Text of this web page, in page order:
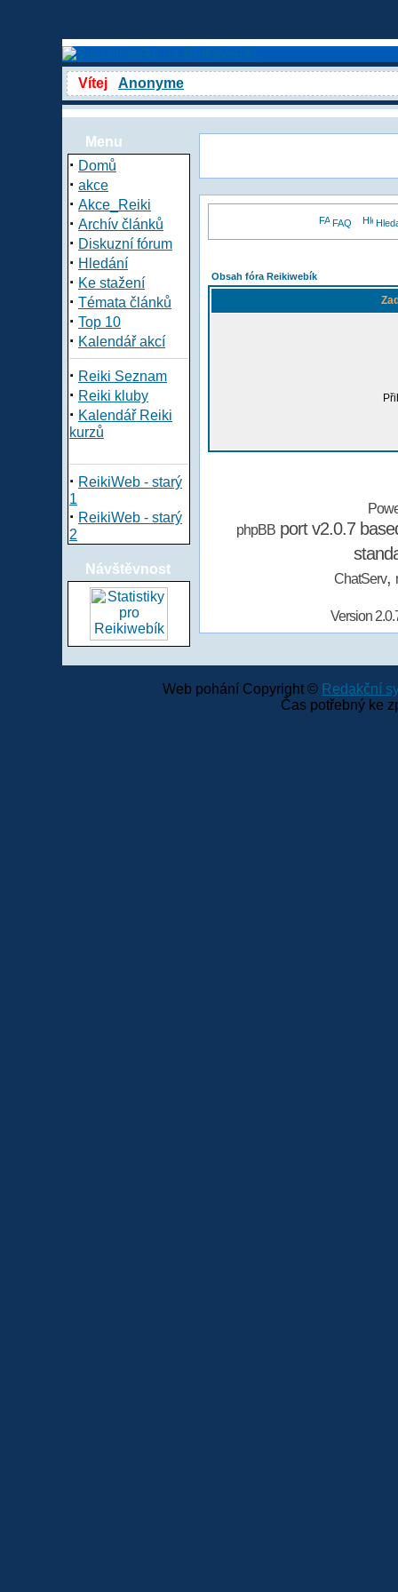
Vítej Anonyme
Menu
· Domů
· akce
· Akce_Reiki
· Archív článků
· Diskuzní fórum
· Hledání
· Ke stažení
· Témata článků
· Top 10
· Kalendář akcí
· Reiki Seznam
· Reiki kluby
· Kalendář Reiki
kurzů
· ReikiWeb - starý
1
· ReikiWeb - starý
2
Návštěvnost
FAQ
Obsah fóra Reikiwebík
phpBBport v2.0.7
ChatServ,
Version
Web pohání Copyright © Redakční
Čas potřebný ke